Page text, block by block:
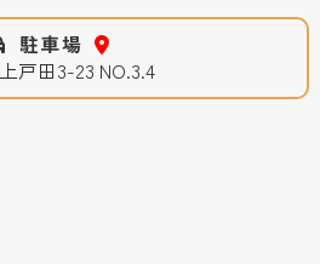
駐車場
戸田3-23 NO.3.4